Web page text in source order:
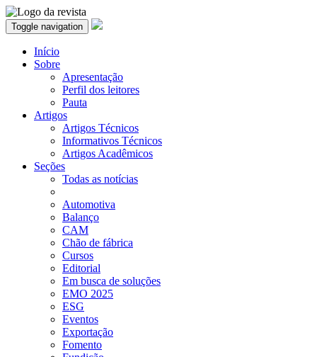
Toggle navigation
Início
Sobre
Apresentação
Perfil dos leitores
Pauta
Artigos
Artigos Técnicos
Informativos Técnicos
Artigos Acadêmicos
Seções
Todas as notícias
Automotiva
Balanço
CAM
Chão de fábrica
Cursos
Editorial
Em busca de soluções
EMO 2025
ESG
Eventos
Exportação
Fomento